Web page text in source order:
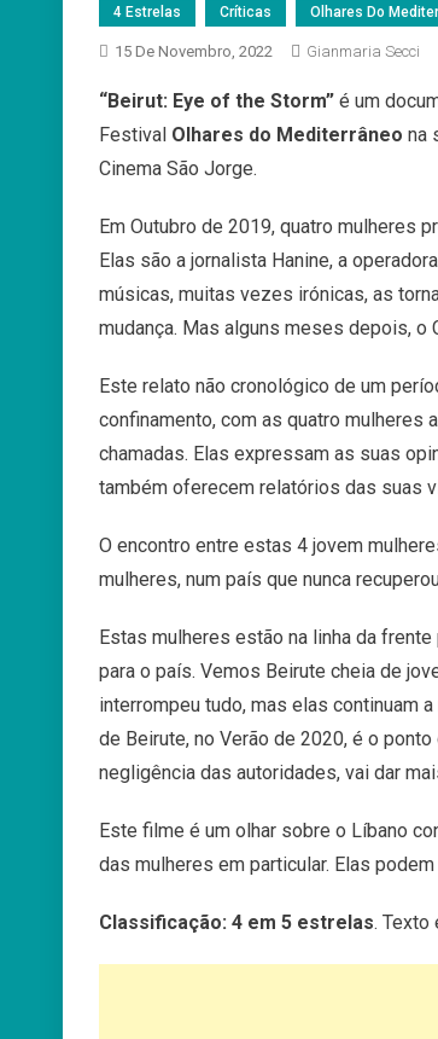
4 Estrelas Críticas Olhares Do
15 De Novembro, 2022 Gianmaria Secci
“Beirut: Eye of the Storm” é um
Festival Olhares do Mediterrâneo na
Cinema São Jorge.
Em Outubro de 2019, quatro mulheres
Elas são a jornalista Hanine, a
músicas, muitas vezes irónicas, as
mudança. Mas alguns meses depois,
Este relato não cronológico de um
confinamento, com as quatro mulheres
chamadas. Elas expressam as suas
também oferecem relatórios das suas
O encontro entre estas 4 jovem
mulheres, num país que nunca
Estas mulheres estão na linha da
para o país. Vemos Beirute cheia de
interrompeu tudo, mas elas continuam
de Beirute, no Verão de 2020, é o
negligência das autoridades, vai dar
Este filme é um olhar sobre o Líbano
das mulheres em particular. Elas
Classificação: 4 em 5 estrelas. Texto